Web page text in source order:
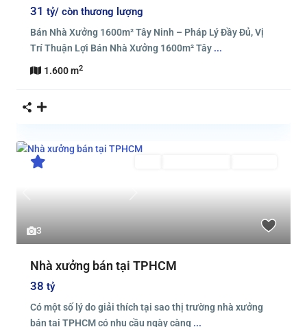
31 tỷ/ còn thương lượng
Bán Nhà Xưởng 1600m² Tây Ninh – Pháp Lý Đầy Đủ, Vị
Trí Thuận Lợi Bán Nhà Xưởng 1600m² Tây ...
1.600 m2
3
Previous Next
Nhà xưởng bán tại TPHCM
38 tỷ
Có một số lý do giải thích tại sao thị trường nhà xưởng
bán tại TPHCM có nhu cầu ngày càng ...